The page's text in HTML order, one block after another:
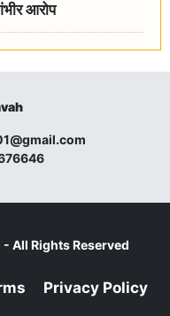
आरोप
- All Rights Reserved
Privacy Policy